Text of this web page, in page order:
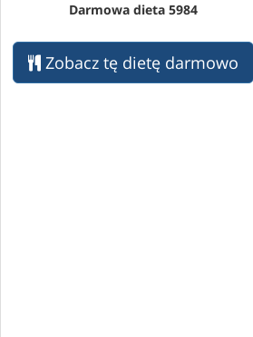
Darmowa dieta 5984
Zobacz tę dietę darmowo